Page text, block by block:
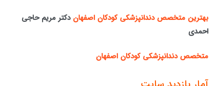
بهترین متخصص دندانپزشکی کودکان اصفهان دکتر مریم حاجی
احمدی
متخصص دندانپزشکی کودکان اصفهان